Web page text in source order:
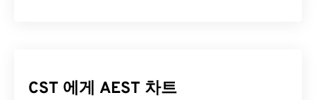
CST 에게 AEST 차트